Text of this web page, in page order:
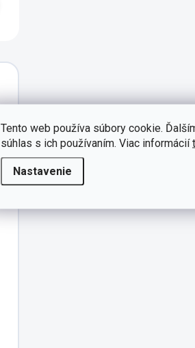
Tento web používa súbory cookie.
súhlas s ich používaním. Viac informácií
Nastavenie